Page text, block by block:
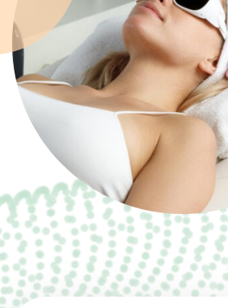
Заполните форму и мы свяжемся
с вами в ближайшее рабочее время
Ваше имя
Телефон
Отправить
Отправляя форму, вы даетесогласие
на обработку и использование персональных
Клиника на Маршала Жукова, 156
Ежедневно с 9:00 до 20:00